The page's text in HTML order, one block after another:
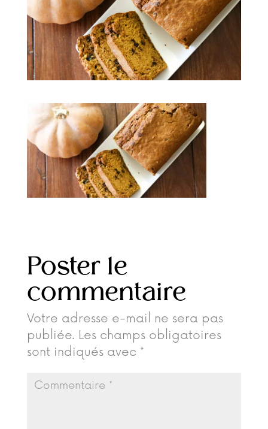
Poster le
commentaire
Votre adresse e-mail ne sera pas
publiée. Les champs obligatoires
sont indiqués avec *